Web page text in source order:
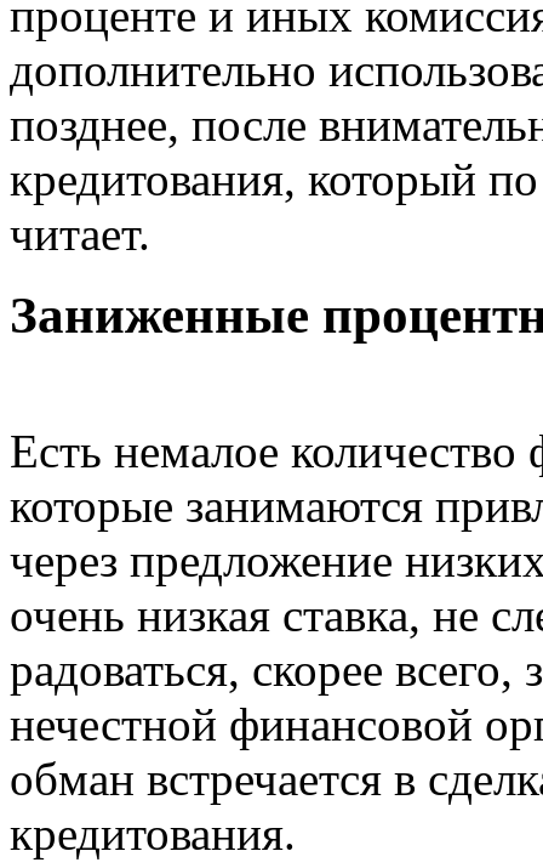
проценте и иных
дополнительно
позднее, после
кредитования, который
читает.
Заниженные
Есть немалое
которые занимаются
через предложение
очень низкая ставка, не
радоваться, скорее
нечестной финансовой
обман встречается в
кредитования.